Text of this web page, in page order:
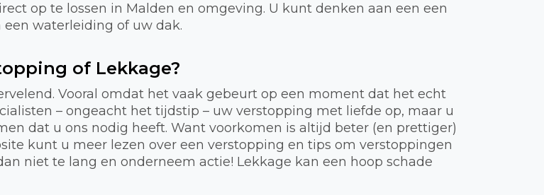
op te lossen in Malden en omgeving. U kunt denken aan een een
waterleiding of uw dak.
of Lekkage?
Vooral omdat het vaak gebeurt op een moment dat het echt
– ongeacht het tijdstip – uw verstopping met liefde op, maar u
dat u ons nodig heeft. Want voorkomen is altijd beter (en prettiger)
kunt u meer lezen over een verstopping en tips om verstoppingen
niet te lang en onderneem actie! Lekkage kan een hoop schade